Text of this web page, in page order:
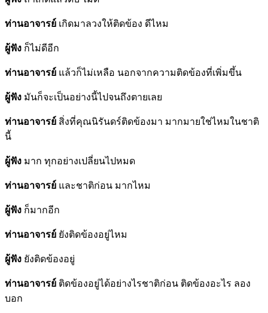
ท่านอาจารย์ เกิดมาลวงให้ติดข้อง ดีไหม
ผู้ฟัง ก็ไม่ดีอีก
ท่านอาจารย์ แล้วก็ไม่เหลือ นอกจากความติดข้องที่เพิ่มขึ้น
ผู้ฟัง มันก็จะเป็นอย่างนี้ไปจนถึงตายเลย
ท่านอาจารย์ สิ่งที่คุณนิรันดร์ติดข้องมา มากมายใช่ไหมในชาติ
นี้
ผู้ฟัง มาก ทุกอย่างเปลี่ยนไปหมด
ท่านอาจารย์ และชาติก่อน มากไหม
ผู้ฟัง ก็มากอีก
ท่านอาจารย์ ยังติดข้องอยู่ไหม
ผู้ฟัง ยังติดข้องอยู่
ท่านอาจารย์ ติดข้องอยู่ได้อย่างไรชาติก่อน ติดข้องอะไร ลอง
บอก